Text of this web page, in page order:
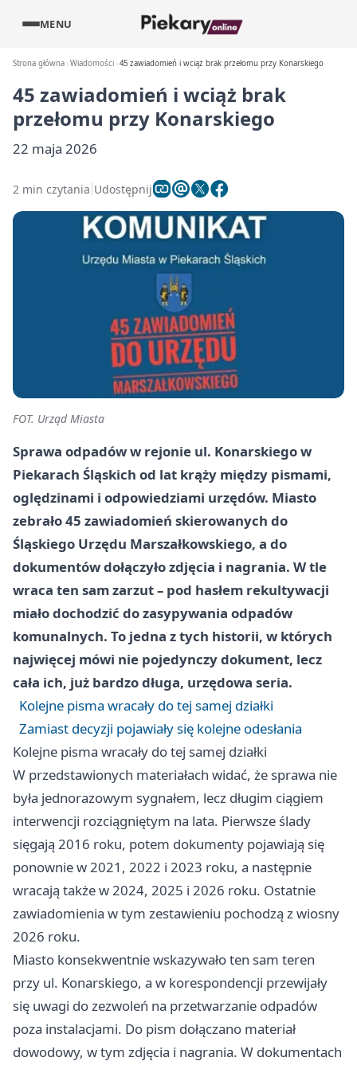
MENU
Strona główna Wiadomości 45 zawiadomień i wciąż brak przełomu przy Konarskiego
45 zawiadomień i wciąż brak
przełomu przy Konarskiego
22 maja 2026
2 min czytania Udostępnij
FOT. Urząd Miasta
Sprawa odpadów w rejonie ul. Konarskiego w
Piekarach Śląskich od lat krąży między pismami,
oględzinami i odpowiedziami urzędów. Miasto
zebrało 45 zawiadomień skierowanych do
Śląskiego Urzędu Marszałkowskiego, a do
dokumentów dołączyło zdjęcia i nagrania. W tle
wraca ten sam zarzut – pod hasłem rekultywacji
miało dochodzić do zasypywania odpadów
komunalnych. To jedna z tych historii, w których
najwięcej mówi nie pojedynczy dokument, lecz
cała ich, już bardzo długa, urzędowa seria.
Kolejne pisma wracały do tej samej działki
Zamiast decyzji pojawiały się kolejne odesłania
Kolejne pisma wracały do tej samej działki
W przedstawionych materiałach widać, że sprawa nie
była jednorazowym sygnałem, lecz długim ciągiem
interwencji rozciągniętym na lata. Pierwsze ślady
sięgają 2016 roku, potem dokumenty pojawiają się
ponownie w 2021, 2022 i 2023 roku, a następnie
wracają także w 2024, 2025 i 2026 roku. Ostatnie
zawiadomienia w tym zestawieniu pochodzą z wiosny
2026 roku.
Miasto konsekwentnie wskazywało ten sam teren
przy ul. Konarskiego, a w korespondencji przewijały
się uwagi do zezwoleń na przetwarzanie odpadów
poza instalacjami. Do pism dołączano materiał
dowodowy, w tym zdjęcia i nagrania. W dokumentach